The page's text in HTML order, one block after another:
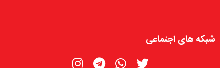
شبکه های اجتماعی